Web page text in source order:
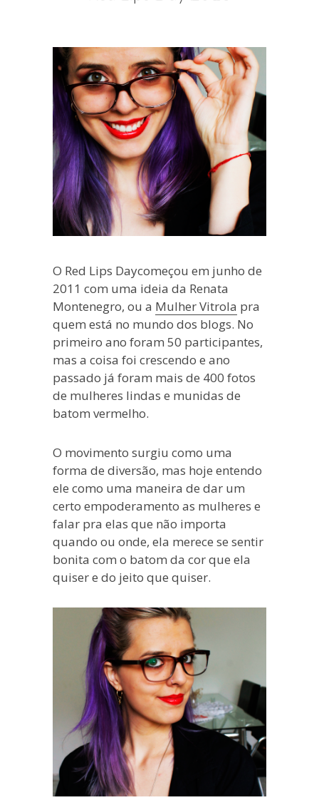
moda
antiga.
O Red Lips Daycomeçou em junho de
2011 com uma ideia da Renata
Montenegro, ou a Mulher Vitrola pra
quem está no mundo dos blogs. No
primeiro ano foram 50 participantes,
mas a coisa foi crescendo e ano
passado já foram mais de 400 fotos
de mulheres lindas e munidas de
batom vermelho.
O movimento surgiu como uma
forma de diversão, mas hoje entendo
ele como uma maneira de dar um
certo empoderamento as mulheres e
falar pra elas que não importa
quando ou onde, ela merece se sentir
bonita com o batom da cor que ela
quiser e do jeito que quiser.